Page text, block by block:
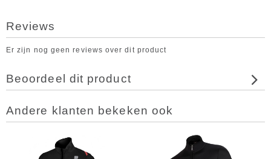
Reviews
Er zijn nog geen reviews over dit product
Beoordeel dit product
Andere klanten bekeken ook